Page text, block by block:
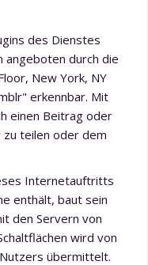
des Dienstes
angeboten durch die
New York, NY
erkennbar. Mit
einen Beitrag oder
teilen oder dem
Internetauftritts
enthält, baut sein
den Servern von
wird von
übermittelt.